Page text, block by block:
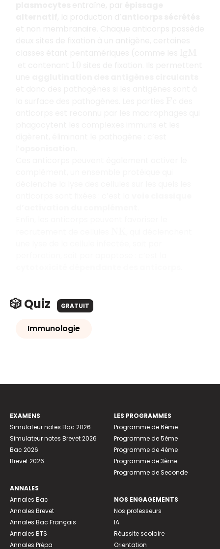
🎲 Quiz GRATUIT
Immunologie
EXAMENS
Simulateur notes Bac 2026
Simulateur notes Brevet 2026
Bac 2026
Brevet 2026
ANNALES
Annales Bac
Annales Brevet
Annales Bac Français
Annales BTS
Annales Prépa
LES PROGRAMMES
Programme de 6ème
Programme de 5ème
Programme de 4ème
Programme de 3ème
Programme de Seconde
NOS ENGAGEMENTS
Nos professeurs
IA
Réussite scolaire
Orientation